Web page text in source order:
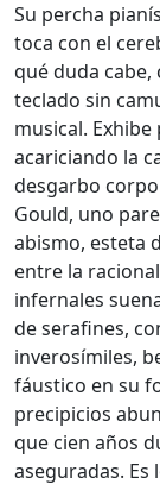
Su percha
toca con el
qué duda cabe,
teclado sin
musical.
acariciando la
desgarbo
Gould, uno
abismo, esteta
entre la
infernales
de serafines,
inverosímiles,
fáustico en su
precipicios
que cien años
aseguradas. Es